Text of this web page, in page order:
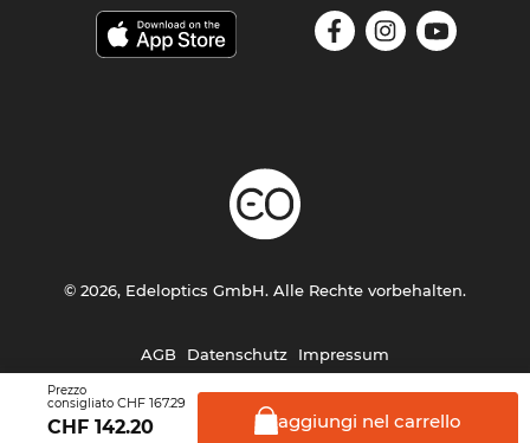
Prezzo
consigliato CHF 167.29
CHF 142.20 aggiungi nel carrello
AGB Datenschutz Impressum
© 2026, Edeloptics GmbH. Alle Rechte vorbehalten.